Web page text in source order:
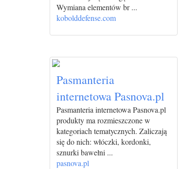
Wymiana elementów br ...
kobolddefense.com
Pasmanteria
internetowa Pasnova.pl
Pasmanteria internetowa Pasnova.pl
produkty ma rozmieszczone w
kategoriach tematycznych. Zaliczają
się do nich: włóczki, kordonki,
sznurki bawełni ...
pasnova.pl